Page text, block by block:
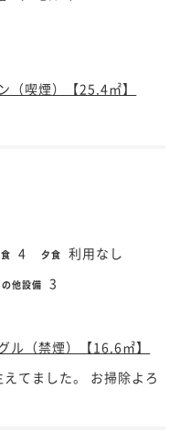
（喫煙）【25.4㎡】
4 夕食 利用なし
の他設備 3
ル（禁煙）【16.6㎡】
てました。 お掃除よろ